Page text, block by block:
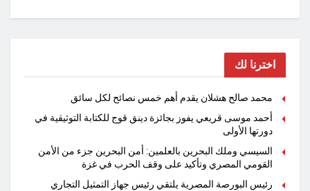
اخترنا لك
محمد صالح هشلان يقدم أهم خمس نصائح لكل سائق
أحمد موسى قريعي يفوز بجائزة دينق قوج للكتابة التوثيقية في
دورتها الأولى
السيسي وملك البحرين بالعلمين: أمن البحرين جزء من الأمن
القومي المصري وتأكيد على وقف الحرب في غزة
رئيس البورصة المصرية يلتقي رئيس جهاز التمثيل التجاري